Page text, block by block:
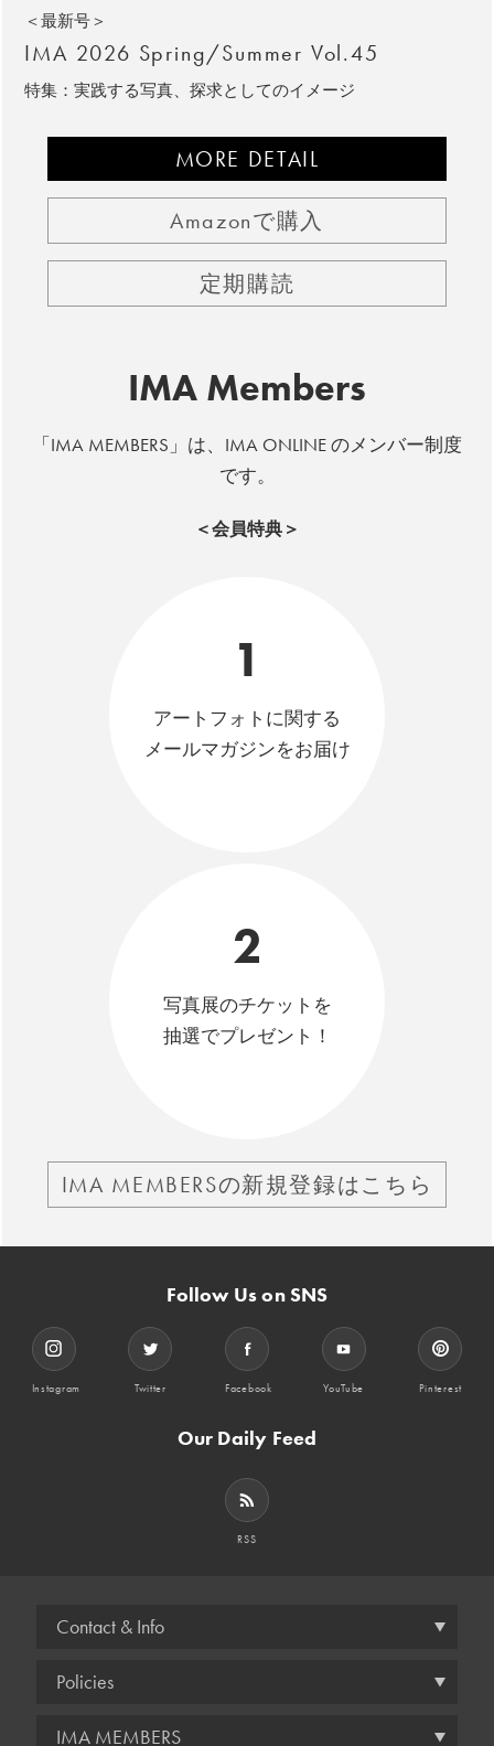
＜最新号＞
IMA 2026 Spring/Summer Vol.45
特集：実践する写真、探求としてのイメージ
MORE DETAIL
Amazonで購入
定期購読
IMA Members
「IMA MEMBERS」は、IMA ONLINE のメンバー制度
です。
＜会員特典＞
1
アートフォトに関する
メールマガジンをお届け
2
写真展のチケットを
抽選でプレゼント！
IMA MEMBERSの新規登録はこちら
Follow Us on SNS
Instagram Twitter Facebook YouTube Pinterest
Our Daily Feed
RSS
Contact & Info
Policies
IMA MEMBERS